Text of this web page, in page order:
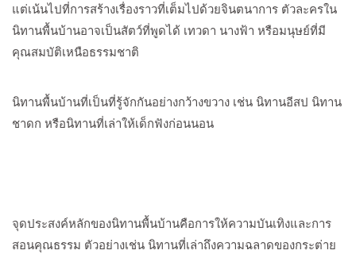
แต่เน้นไปที่การสร้างเรื่องราวที่เต็มไปด้วยจินตนาการ ตัวละครใน
นิทานพื้นบ้านอาจเป็นสัตว์ที่พูดได้ เทวดา นางฟ้า หรือมนุษย์ที่มี
คุณสมบัติเหนือธรรมชาติ
นิทานพื้นบ้านที่เป็นที่รู้จักกันอย่างกว้างขวาง เช่น นิทานอีสป นิทาน
ชาดก หรือนิทานที่เล่าให้เด็กฟังก่อนนอน
จุดประสงค์หลักของนิทานพื้นบ้านคือการให้ความบันเทิงและการ
สอนคุณธรรม ตัวอย่างเช่น นิทานที่เล่าถึงความฉลาดของกระต่าย